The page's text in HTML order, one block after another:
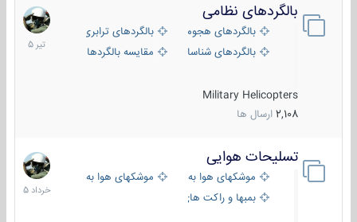
بالگردهای نظامی
بالگردهای هجومی
بالگردهای ترابری
بالگردهای شناسایی
مقایسه بالگردها
Military Helicopters
2,108 ارسال ها
22
تیر
1405
تسلیحات هوایی
موشکهای هوا به هوا
موشکهای هوا به سطح
بمبها و راکت های هوایی
30
خرداد
1405